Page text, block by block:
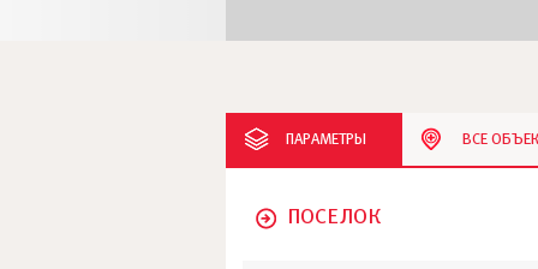
ПАРАМЕТРЫ ВСЕ
ПОСЕЛОК